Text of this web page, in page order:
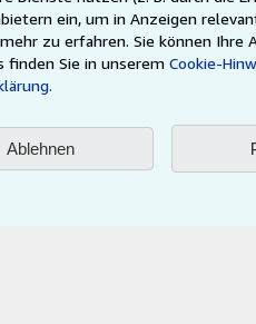
ein, um in Anzeigen
zu erfahren. Sie können
finden Sie in unserem Cookie-
Ablehnen
Barrierefreiheit